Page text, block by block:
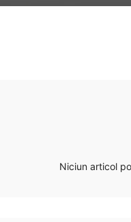
Niciun articol